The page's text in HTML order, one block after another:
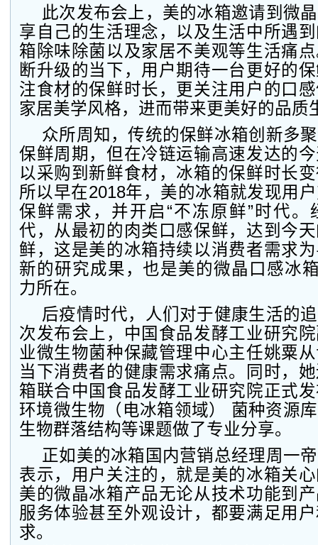
此次发布会上，美的冰箱邀请到微
享自己的生活理念，以及生活中所遇
箱除味除菌以及家居不美观等生活痛
断升级的当下，用户期待一台更好的
注食材的保鲜时长，更关注用户的口
家居美学风格，进而带来更美好的品质
众所周知，传统的保鲜冰箱创新多
保鲜周期，但在冷链运输高速发达的
以采购到新鲜食材，冰箱的保鲜时长
所以早在2018年，美的冰箱就发现用
保鲜需求，并开启“不冻原鲜”时代。
代，从最初的肉类口感保鲜，达到今
鲜，这是美的冰箱持续以消费者需求
新的研究成果，也是美的微晶口感冰
力所在。
后疫情时代，人们对于健康生活的
次发布会上，中国食品发酵工业研究
业微生物菌种保藏管理中心主任姚粟
当下消费者的健康需求痛点。同时，
箱联合中国食品发酵工业研究院正式
环境微生物（电冰箱领域） 菌种资源
生物群落结构等课题做了专业分享。
正如美的冰箱国内营销总经理周一
表示，用户关注的，就是美的冰箱关
美的微晶冰箱产品无论从技术功能到
服务体验甚至外观设计，都要满足用
求。